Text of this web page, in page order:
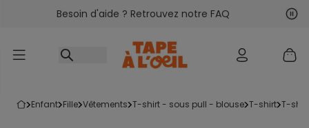
Accéder au contenu
Besoin d'aide ? Retrouvez notre FAQ
enfant fille vêtements t-shirt - sous pull - blouse t-shirt t-